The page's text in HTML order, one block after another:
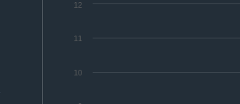
10
11
12